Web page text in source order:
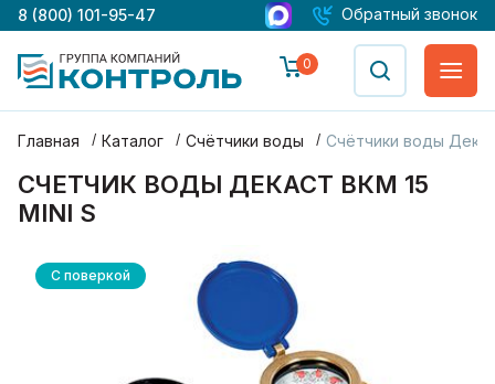
8 (800) 101-95-47 Обратный звонок
0
Главная Каталог Счётчики воды Счётчики воды
СЧЕТЧИК ВОДЫ ДЕКАСТ ВКМ 15
MINI S
С поверкой